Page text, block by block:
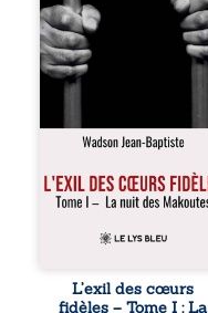
certaines fidélités
traversent les
années. » Haïti,
sous la dictature
des Duvalier. La
peur s’étend
jusque dans les
villages les plus
reculés. À Bainet,
Jean-Joël Joli
mène une
avec sa famille.
respecté, il refuse
pourtant de
L’exil des cœurs
fidèles – Tome I : La